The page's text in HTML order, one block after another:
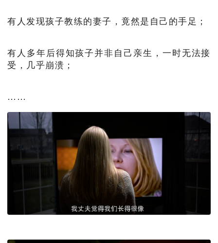
有人发现孩子教练的妻子，竟然是自己的手足；
有人多年后得知孩子并非自己亲生，一时无法接
受，几乎崩溃；
……